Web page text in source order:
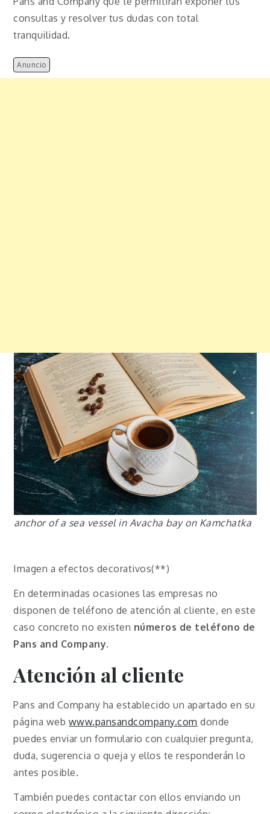
consultas y resolver tus dudas con total
tranquilidad.
Anuncio
anchor of a sea vessel in Avacha bay on Kamchatka
Imagen a efectos decorativos(**)
En determinadas ocasiones las empresas no
disponen de teléfono de atención al cliente, en este
caso concreto no existen números de teléfono de
Pans and Company.
Atención al cliente
Pans and Company ha establecido un apartado en su
página web www.pansandcompany.com donde
puedes enviar un formulario con cualquier pregunta,
duda, sugerencia o queja y ellos te responderán lo
antes posible.
También puedes contactar con ellos enviando un